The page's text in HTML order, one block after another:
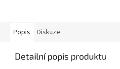
Popis Diskuze
Detailní popis produktu